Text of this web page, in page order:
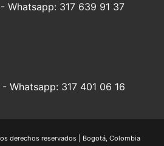
Whatsapp: 317 639 91 37
Whatsapp: 317 401 06 16
derechos reservados | Bogotá, Colombia